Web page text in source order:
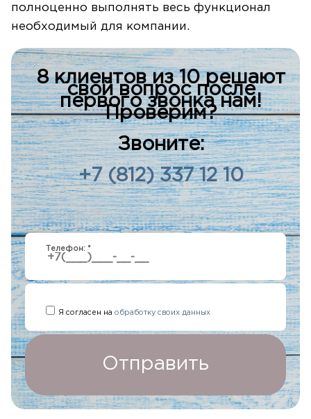
полноценно выполнять весь функционал
необходимый для компании.
8 клиентов из 10 решают
свой вопрос после
первого звонка нам!
Проверим?
Звоните:
+7 (812) 337 12 10
Телефон: *
Я согласен на обработку своих данных
Отправить